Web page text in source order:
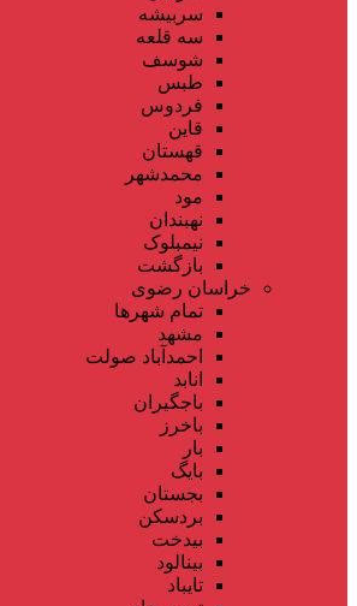
سربیشه
سه قلعه
شوسف
طبس
فردوس
قاین
قهستان
محمدشهر
مود
نهبندان
نیمبلوک
بازگشت
خراسان رضوی
تمام شهر‌ها
مشهد
احمدآباد صولت
انابد
باجگیران
باخرز
بار
بایگ
بجستان
بردسکن
بیدخت
بینالود
تایباد